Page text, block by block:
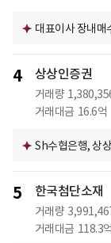
대표이사 장내매
4 상상인증권
거래량
거래대금 16.6억
Sh수협은행, 상
5 한국첨단소재
거래량
거래대금 118.3억